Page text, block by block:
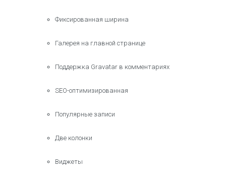
Фиксированная ширина
Галерея на главной странице
Поддержка Gravatar в комментариях
SEO-оптимизированная
Популярные записи
Две колонки
Виджеты